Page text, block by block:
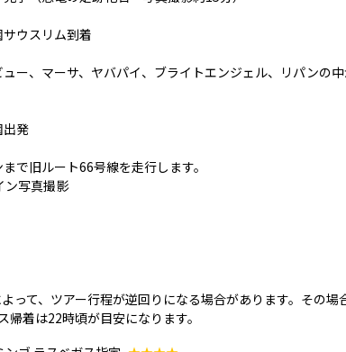
ウスリム到着
ー、マーサ、ヤバパイ、ブライトエンジェル、リパンの
出発
で旧ルート66号線を走行します。
ン写真撮影
って、ツアー行程が逆回りになる場合があります。その場
着は22時頃が目安になります。